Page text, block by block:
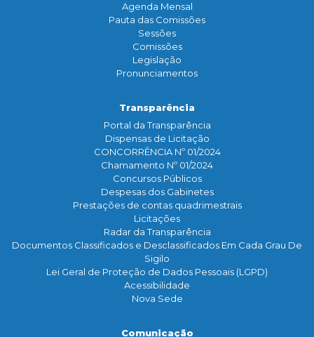
Agenda Mensal
Pauta das Comissões
Sessões
Comissões
Legislação
Pronunciamentos
Transparência
Portal da Transparência
Dispensas de Licitação
CONCORRÊNCIA Nº 01/2024
Chamamento Nº 01/2024
Concursos Públicos
Despesas dos Gabinetes
Prestações de contas quadrimestrais
Licitações
Radar da Transparência
Documentos Classificados e Desclassificados Em Cada Grau De
Sigilo
Lei Geral de Proteção de Dados Pessoais (LGPD)
Acessibilidade
Nova Sede
Comunicação